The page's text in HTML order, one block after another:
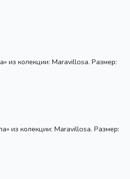
из колекции: Maravillosa. Размер:
из колекции: Maravillosa. Размер: